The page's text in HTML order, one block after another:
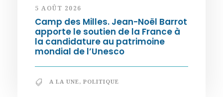
5 AOÛT 2026
Camp des Milles. Jean-Noël Barrot
apporte le soutien de la France à
la candidature au patrimoine
mondial de l’Unesco
A LA UNE, POLITIQUE